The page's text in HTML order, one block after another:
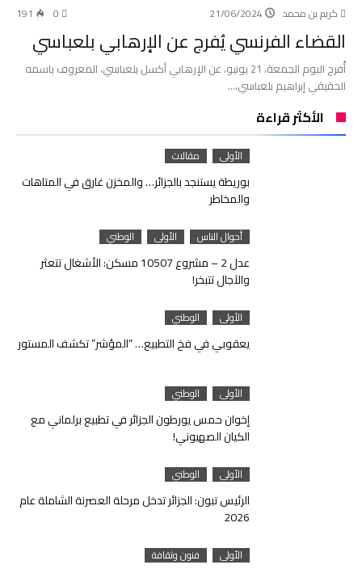
كريم بن محمد
21/06/2024
191
القضاء الفرنسي يُفرج عن الإرهابي بلعباسي
أُفرج اليوم الجمعة، 21 يونيو، عن الإرهابي أكسل بلعباسي، المعروف باسمه
الحقيقي إبراهيم بلعباسي،…
الأكثر قراءة
الأولى مقالات
بوريطة يستنجد بالجزائر… والمخزن غارق في المتاهات
والمخاطر
أحوال الناس الأولى الوطني
عدل 2 – مشروع 10507 مسكن: الأشغال تتعثر
والآجال تتبخر!
الأولى الوطني
يعقوبي في فخ التطبيع… “المؤشر” تكشف المستور
الأولى الوطني
إخوان حمس يورطون الجزائر في تطبيع برلماني مع
الكيان الصهيوني!
الأولى الوطني
الرئيس تبون: الجزائر تدخل مرحلة العصرنة الشاملة عام
2026
الأولى فنون وثقافة